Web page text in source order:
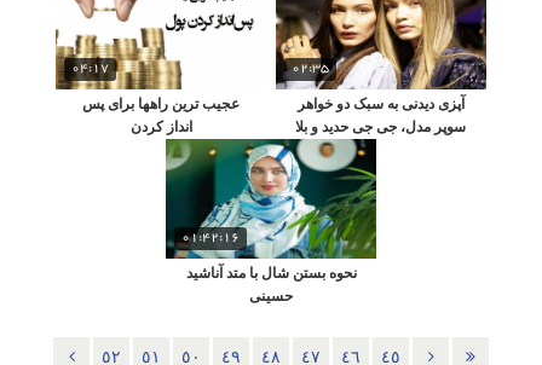
02:35
آپزی دیدنی به سبک دو خواهر
سوپر مدل، جی جی حدید و بلا
04:17
عجیب ترین راهها برای پس
انداز کردن
01:42:16
نحوه بستن شال با متد آناشید
حسینی
٤٥ ٤٦ ٤٧ ٤٨ ٤٩ ٥٠ ٥١ ٥٢